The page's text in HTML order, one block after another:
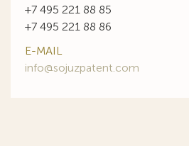
+7 495 221 88 85
+7 495 221 88 86
E-MAIL
info@sojuzpatent.com